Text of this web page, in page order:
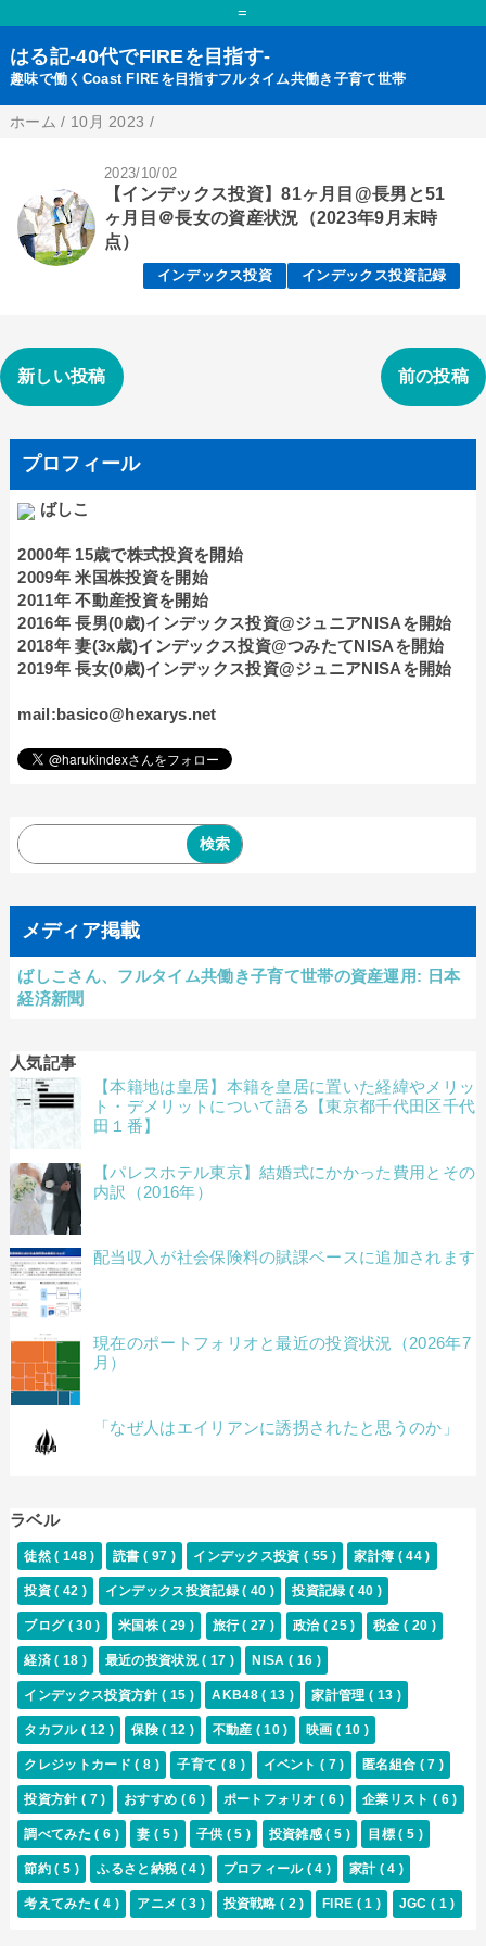
=
はる記-40代でFIREを目指す-
趣味で働くCoast FIREを目指すフルタイム共働き子育て世帯
ホーム / 10月 2023 /
2023/10/02
【インデックス投資】81ヶ月目@長男と51
ヶ月目＠長女の資産状況（2023年9月末時
点）
インデックス投資 インデックス投資記録
新しい投稿 前の投稿
プロフィール
ばしこ
2000年 15歳で株式投資を開始
2009年 米国株投資を開始
2011年 不動産投資を開始
2016年 長男(0歳)インデックス投資@ジュニアNISAを開始
2018年 妻(3x歳)インデックス投資@つみたてNISAを開始
2019年 長女(0歳)インデックス投資@ジュニアNISAを開始
mail:basico@hexarys.net
メディア掲載
ばしこさん、フルタイム共働き子育て世帯の資産運用: 日本
経済新聞
人気記事
【本籍地は皇居】本籍を皇居に置いた経緯やメリッ
ト・デメリットについて語る【東京都千代田区千代
田１番】
【パレスホテル東京】結婚式にかかった費用とその
内訳（2016年）
配当収入が社会保険料の賦課ベースに追加されます
現在のポートフォリオと最近の投資状況（2026年7
月）
「なぜ人はエイリアンに誘拐されたと思うのか」
ラベル
徒然( 148 ) 読書 ( 97 ) インデックス投資( 55 ) 家計簿 ( 44 )
投資( 42 ) インデックス投資記録( 40 ) 投資記録( 40 )
ブログ ( 30 ) 米国株( 29 ) 旅行( 27 ) 政治 ( 25 ) 税金 ( 20 )
経済( 18 ) 最近の投資状況( 17 ) NISA( 16 )
インデックス投資方針 ( 15 ) AKB48( 13 ) 家計管理( 13 )
タカフル( 12 ) 保険( 12 ) 不動産 ( 10 ) 映画( 10 )
クレジットカード( 8 ) 子育て ( 8 ) イベント( 7 ) 匿名組合 ( 7 )
投資方針( 7 ) おすすめ ( 6 ) ポートフォリオ( 6 ) 企業リスト ( 6 )
調べてみた( 6 ) 妻 ( 5 ) 子供 ( 5 ) 投資雑感( 5 ) 目標( 5 )
節約( 5 ) ふるさと納税 ( 4 ) プロフィール ( 4 ) 家計 ( 4 )
考えてみた( 4 ) アニメ ( 3 ) 投資戦略( 2 ) FIRE ( 1 ) JGC ( 1 )